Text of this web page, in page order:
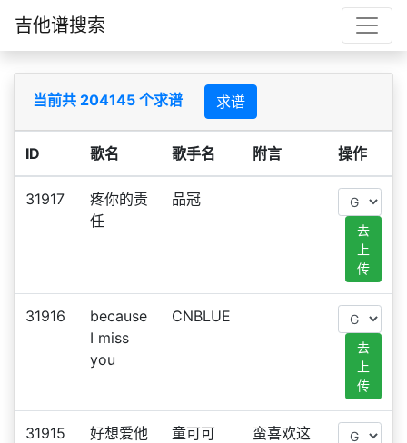
吉他谱搜索
当前共 204145 个求谱 求谱
ID 歌名 歌手名 附言 操作
31917
疼你的责
任
品冠
去
上
传
31916
because
I miss
you
CNBLUE
去
上
传
31915 好想爱他 童可可
蛮喜欢这